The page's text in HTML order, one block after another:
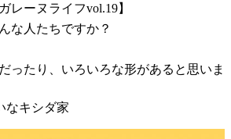
レーヌライフvol.19】
な人たちですか？
ったり、いろいろな形があると思いま
キシダ家